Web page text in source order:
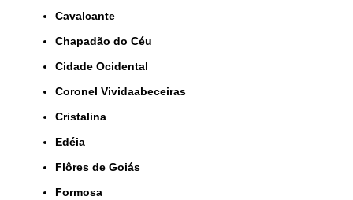
Cavalcante
Chapadão do Céu
Cidade Ocidental
Coronel Vividaabeceiras
Cristalina
Edéia
Flôres de Goiás
Formosa